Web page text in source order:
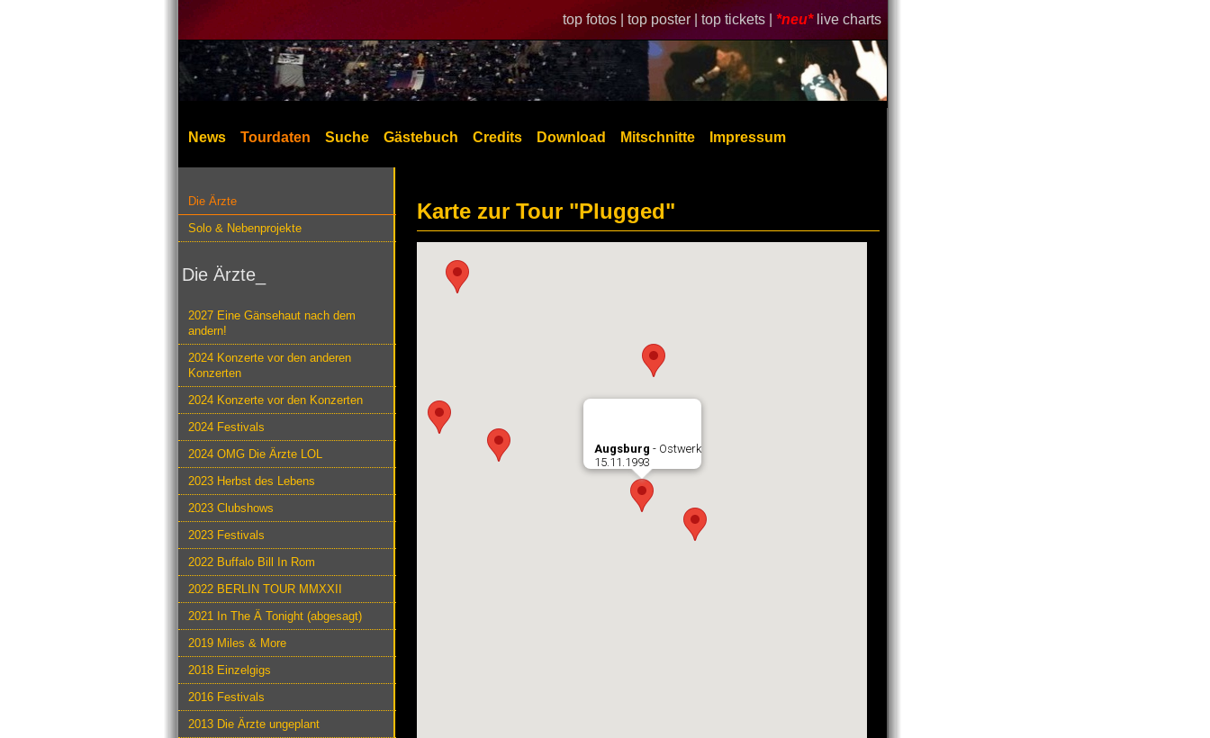
top fotos | top poster | top tickets | *neu* live charts
News Tourdaten Suche Gästebuch Credits Download Mitschnitte Impressum
Die Ärzte
Solo & Nebenprojekte
Die Ärzte_
2027 Eine Gänsehaut nach dem
andern!
2024 Konzerte vor den anderen
Konzerten
2024 Konzerte vor den Konzerten
2024 Festivals
2024 OMG Die Ärzte LOL
2023 Herbst des Lebens
2023 Clubshows
2023 Festivals
2022 Buffalo Bill In Rom
2022 BERLIN TOUR MMXXII
2021 In The Ä Tonight (abgesagt)
2019 Miles & More
2018 Einzelgigs
2016 Festivals
2013 Die Ärzte ungeplant
Karte zur Tour "Plugged"
Augsburg - Ostwerk
15.11.1993